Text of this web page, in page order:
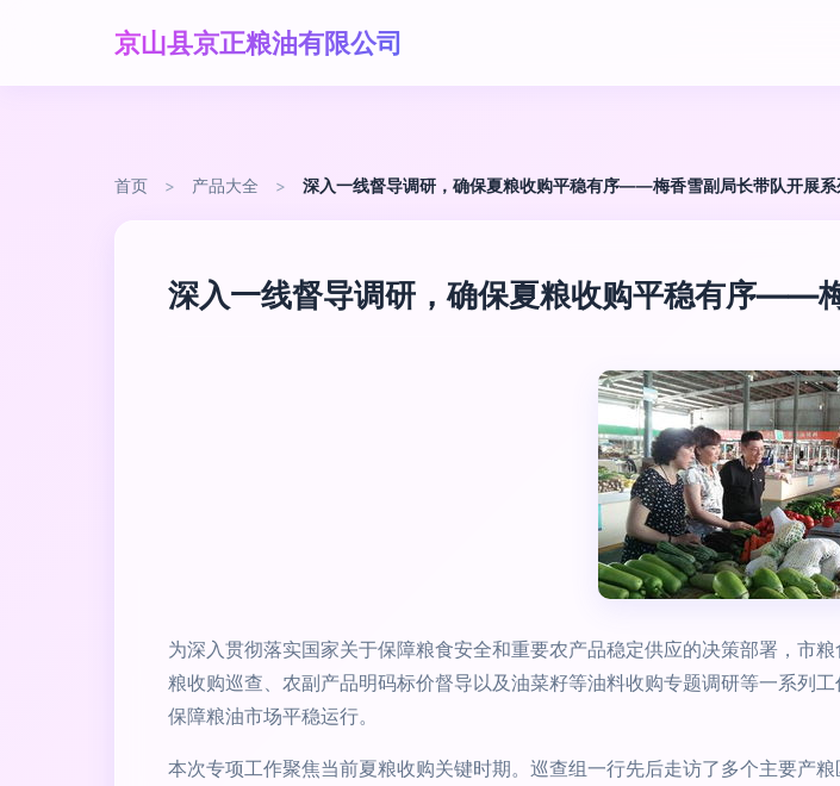
京山县京正粮油有限公司
首页 > 产品大全 > 深入一线督导调研，确保夏粮收购平稳有序——梅香雪副局长带队开展系
深入一线督导调研，确保夏粮收购平稳有序——
为深入贯彻落实国家关于保障粮食安全和重要农产品稳定供应的决策部署，市
粮收购巡查、农副产品明码标价督导以及油菜籽等油料收购专题调研等一系列
保障粮油市场平稳运行。
本次专项工作聚焦当前夏粮收购关键时期。巡查组一行先后走访了多个主要产